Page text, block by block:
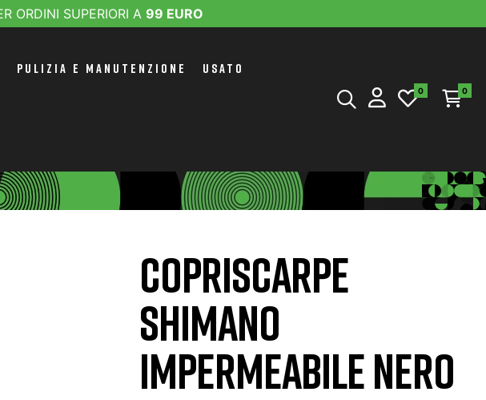
ORDINI SUPERIORI A 99 EURO
PULIZIA E MANUTENZIONE USATO
0 0
COPRISCARPE
SHIMANO
IMPERMEABILE NERO